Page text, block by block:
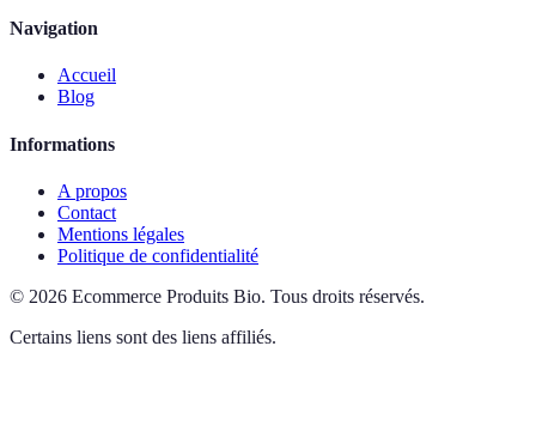
Navigation
Accueil
Blog
Informations
A propos
Contact
Mentions légales
Politique de confidentialité
© 2026 Ecommerce Produits Bio. Tous droits réservés.
Certains liens sont des liens affiliés.